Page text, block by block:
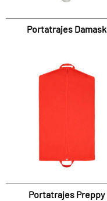
Portatrajes Damask
Portatrajes Preppy